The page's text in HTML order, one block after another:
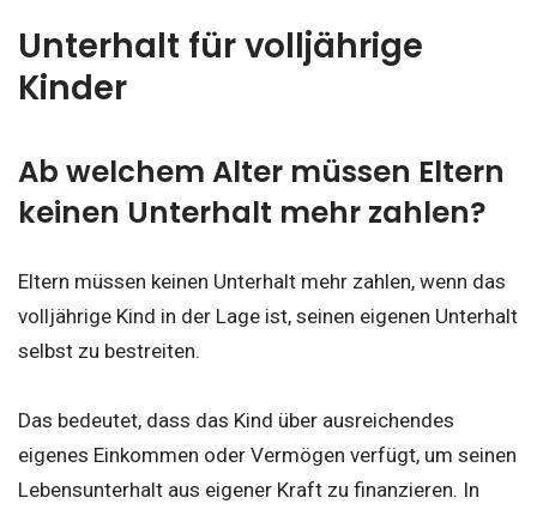
Unterhalt für volljährige
Kinder
Ab welchem Alter müssen Eltern
keinen Unterhalt mehr zahlen?
Eltern müssen keinen Unterhalt mehr zahlen, wenn das
volljährige Kind in der Lage ist, seinen eigenen Unterhalt
selbst zu bestreiten.
Das bedeutet, dass das Kind über ausreichendes
eigenes Einkommen oder Vermögen verfügt, um seinen
Lebensunterhalt aus eigener Kraft zu finanzieren. In